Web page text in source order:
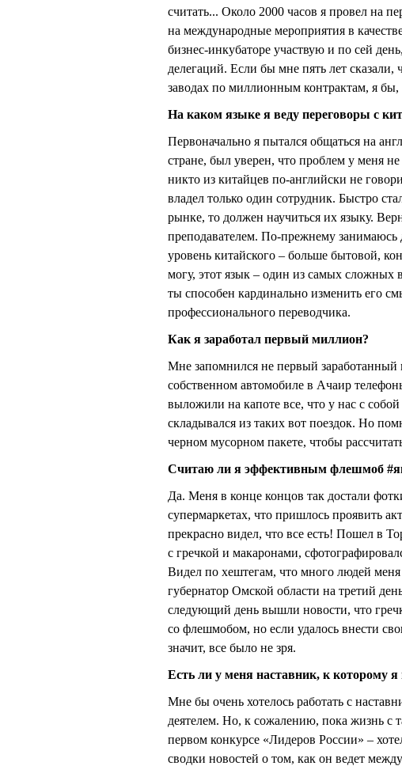
считать... Около 2000 часов я провел на
на международные мероприятия в
бизнес-инкубаторе участвую и по сей
делегаций. Если бы мне пять лет сказали,
заводах по миллионным контрактам, я бы,
На каком языке я веду переговоры с
Первоначально я пытался общаться на
стране, был уверен, что проблем у меня
никто из китайцев по-английски не
владел только один сотрудник. Быстро
рынке, то должен научиться их языку.
преподавателем. По-прежнему
уровень китайского – больше бытовой,
могу, этот язык – один из самых сложных
ты способен кардинально изменить его
профессионального переводчика.
Как я заработал первый миллион?
Мне запомнился не первый
собственном автомобиле в Ачаир
выложили на капоте все, что у нас с
складывался из таких вот поездок. Но
черном мусорном пакете, чтобы
Считаю ли я эффективным флешмоб
Да. Меня в конце концов так достали
супермаркетах, что пришлось проявить
прекрасно видел, что все есть! Пошел в
с гречкой и макаронами,
Видел по хештегам, что много людей
губернатор Омской области на третий
следующий день вышли новости, что
со флешмобом, но если удалось внести
значит, все было не зря.
Есть ли у меня наставник, к которому
Мне бы очень хотелось работать с
деятелем. Но, к сожалению, пока жизнь с
первом конкурсе «Лидеров России» –
сводки новостей о том, как он ведет